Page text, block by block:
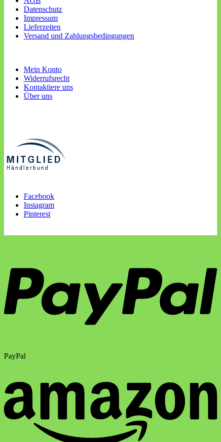
Datenschutz
Impressum
Lieferzeiten
Versand und Zahlungsbedingungen
Mein Konto
Widerrufsrecht
Kontaktiere uns
Über uns
Facebook
Instagram
Pinterest
PayPal